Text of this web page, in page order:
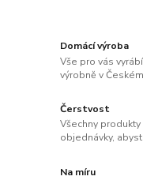
Domácí výroba
Vše pro vás
výrobně v
Čerstvost
Všechny
objednávky,
Na míru